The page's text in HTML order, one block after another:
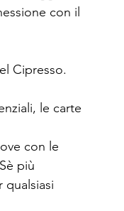
con il
Cipresso.
le carte
con le
più
qualsiasi